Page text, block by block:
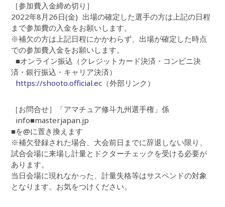
［参加費入金締め切り］
2022年8月26日(金) 出場の確定した選手の方は上記の日程
まで参加費の入金をお願いします。
※補欠の方は上記日程にかかわらず、出場が確定した時点
での参加費入金をお願いします。
■オンライン振込（クレジットカード決済・コンビニ決
済・銀行振込・キャリア決済）
https://shooto.official.ec （外部リンク）
［お問合せ］「アマチュア修斗九州選手権」係
info■masterjapan.jp
■を@に置き換えます
※補欠登録された場合、大会前日までに辞退しない限り、
試合会場に来場し計量とドクターチェックを受ける必要が
あります。
当日会場に現れなかった、計量失格等はサスペンドの対象
となります。お気をつけください。